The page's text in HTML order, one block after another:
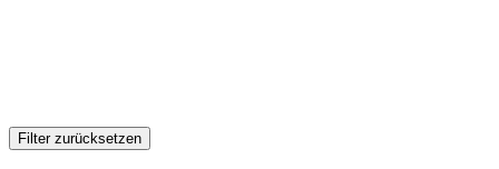
Filter zurücksetzen